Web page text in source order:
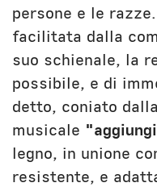
persone e le
facilitata dalla
suo schienale, la
possibile, e di
detto, coniato
musicale
legno, in unione
resistente, e